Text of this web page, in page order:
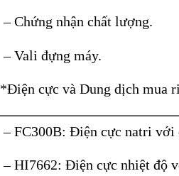
– Chứng nhận chất lượng.
– Vali đựng máy.
*Điện cực và Dung dịch mua
– FC300B: Điện cực natri với
– HI7662: Điện cực nhiệt độ